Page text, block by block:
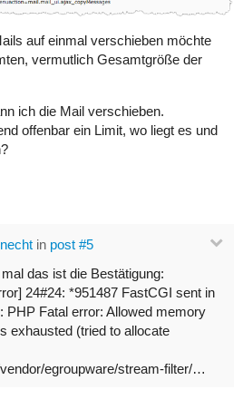
auf einmal verschieben möchte
vermutlich Gesamtgröße der
ich die Mail verschieben.
offenbar ein Limit, wo liegt es und
in post #5
das ist die Bestätigung:
24#24: *951487 FastCGI sent in
PHP Fatal error: Allowed memory
exhausted (tried to allocate
egroupware/stream-filter/…